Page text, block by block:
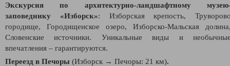
Экскурcия по архитектурно-ландшафтному
заповеднику «Изборск»: Изборская крепость,
городище, Городищенское озеро, Изборско-Мальская
Словенские источники. Уникальные виды и
впечатления – гарантируются.
Переезд в Печоры (Изборск → Печоры: 21 км).